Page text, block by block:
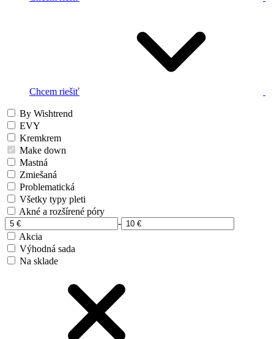
Chcem riešiť
By Wishtrend
EVY
Kremkrem
Make down
Mastná
Zmiešaná
Problematická
Všetky typy pleti
Akné a rozšírené póry
-
Akcia
Výhodná sada
Na sklade